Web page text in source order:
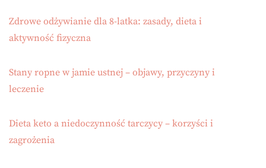
Zdrowe odżywianie dla 8-latka: zasady, dieta i
aktywność fizyczna
Stany ropne w jamie ustnej – objawy, przyczyny i
leczenie
Dieta keto a niedoczynność tarczycy – korzyści i
zagrożenia